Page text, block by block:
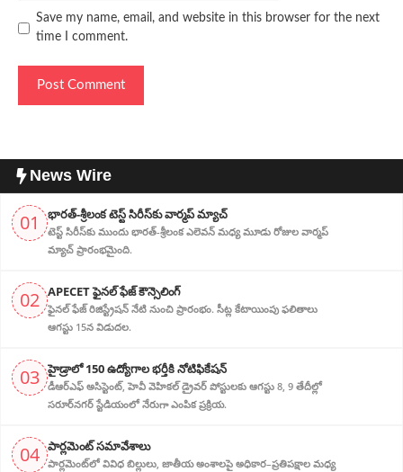
Save my name, email, and website in this browser for the next
time I comment.
News Wire
01 భారత్-శ్రీలంక టెస్ట్ సిరీస్‌కు వార్మప్ మ్యాచ్
టెస్ట్ సిరీస్‌కు ముందు భారత్-శ్రీలంక ఎలెవన్ మధ్య మూడు రోజుల వార్మప్
మ్యాచ్ ప్రారంభమైంది.
02 APECET ఫైనల్ ఫేజ్ కౌన్సెలింగ్
ఫైనల్ ఫేజ్ రిజిస్ట్రేషన్ నేటి నుంచి ప్రారంభం. సీట్ల కేటాయింపు ఫలితాలు
ఆగస్టు 15న విడుదల.
03 హైడ్రాలో 150 ఉద్యోగాల భర్తీకి నోటిఫికేషన్
డీఆర్‌ఎఫ్ అసిస్టెంట్, హెవీ వెహికల్ డ్రైవర్ పోస్టులకు ఆగస్టు 8, 9 తేదీల్లో
సరూర్‌నగర్ స్టేడియంలో నేరుగా ఎంపిక ప్రక్రియ.
04 పార్లమెంట్ సమావేశాలు
పార్లమెంట్‌లో వివిధ బిల్లులు, జాతీయ అంశాలపై అధికార–ప్రతిపక్షాల మధ్య